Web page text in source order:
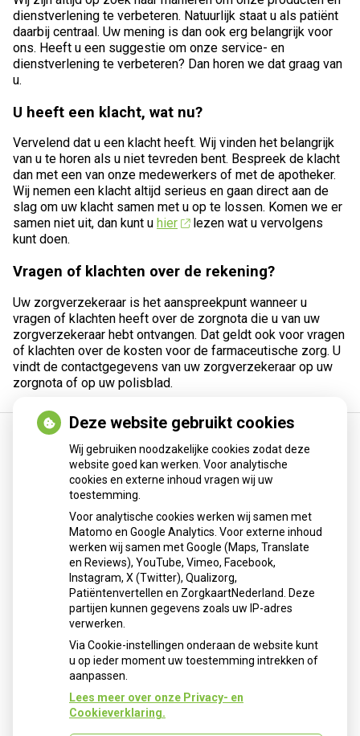
dienstverlening te verbeteren. Natuurlijk staat u als patiënt
daarbij centraal. Uw mening is dan ook erg belangrijk voor
ons. Heeft u een suggestie om onze service- en
dienstverlening te verbeteren? Dan horen we dat graag van
u.
U heeft een klacht, wat nu?
Vervelend dat u een klacht heeft. Wij vinden het belangrijk
van u te horen als u niet tevreden bent. Bespreek de klacht
dan met een van onze medewerkers of met de apotheker.
Wij nemen een klacht altijd serieus en gaan direct aan de
slag om uw klacht samen met u op te lossen. Komen we er
samen niet uit, dan kunt u hier
lezen wat u vervolgens
kunt doen.
Vragen of klachten over de rekening?
Uw zorgverzekeraar is het aanspreekpunt wanneer u
vragen of klachten heeft over de zorgnota die u van uw
zorgverzekeraar hebt ontvangen. Dat geldt ook voor vragen
of klachten over de kosten voor de farmaceutische zorg. U
vindt de contactgegevens van uw zorgverzekeraar op uw
zorgnota of op uw polisblad.
Patiënten
omgeving
Herhaalrecepten
Deze website gebruikt cookies
Wij gebruiken noodzakelijke cookies zodat deze
website goed kan werken. Voor analytische
cookies en externe inhoud vragen wij uw
toestemming.
Voor analytische cookies werken wij samen met
Matomo en Google Analytics. Voor externe inhoud
werken wij samen met Google (Maps, Translate
en Reviews), YouTube, Vimeo, Facebook,
Instagram, X (Twitter), Qualizorg,
Patiëntenvertellen en ZorgkaartNederland. Deze
partijen kunnen gegevens zoals uw IP-adres
verwerken.
Via Cookie-instellingen onderaan de website kunt
u op ieder moment uw toestemming intrekken of
aanpassen.
Lees meer over onze Privacy- en
Cookieverklaring.